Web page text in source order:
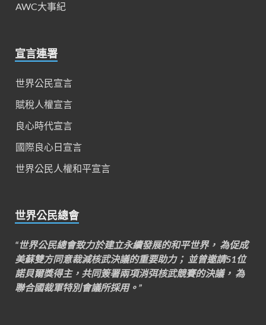
AWC大事紀
宣言連署
世界公民宣言
賦稅人權宣言
良心時代宣言
國際良心日宣言
世界公民人權和平宣言
世界公民總會
“世界公民總會致力於建立永續發展的和平世界， 為促成
美蘇雙方同意裁減核武決議的重要助力； 並曾邀請51位
諾貝爾獎得主，共同簽署兩項消弭核武競賽的決議， 為
聯合國裁軍特別會議所採用。”